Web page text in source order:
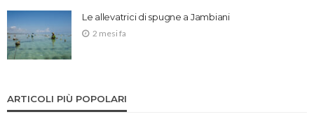
Le allevatrici di spugne a Jambiani
2 mesi fa
ARTICOLI PIÙ POPOLARI